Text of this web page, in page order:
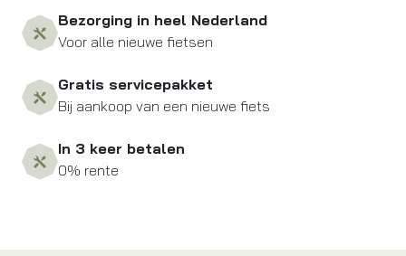
Bezorging in heel Nederland
Voor alle nieuwe fietsen
Gratis servicepakket
Bij aankoop van een nieuwe fiets
In 3 keer betalen
0% rente